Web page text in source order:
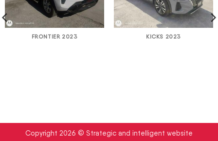
FRONTIER 2023 KICKS 2023
Copyright 2026 © Strategic and intelligent website